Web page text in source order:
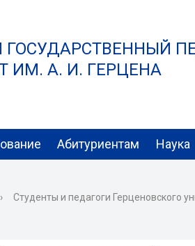
ГОСУДАРСТВЕННЫЙ
ИМ. А. И. ГЕРЦЕНА
Абитуриентам Наука
› Студенты и педагоги Герценовского